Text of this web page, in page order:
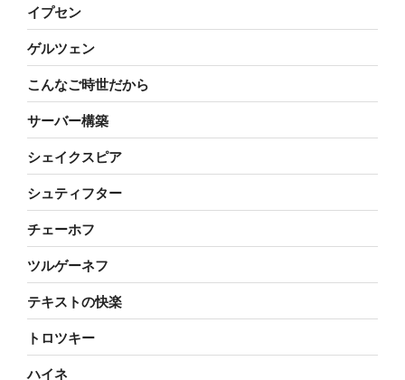
イプセン
ゲルツェン
こんなご時世だから
サーバー構築
シェイクスピア
シュティフター
チェーホフ
ツルゲーネフ
テキストの快楽
トロツキー
ハイネ